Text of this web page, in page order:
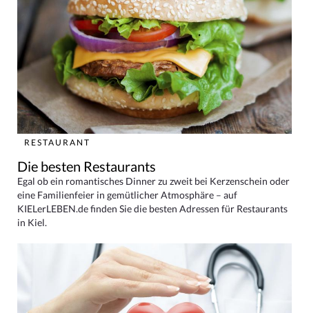
RESTAURANT
Die besten Restaurants
Egal ob ein romantisches Dinner zu zweit bei Kerzenschein oder
eine Familienfeier in gemütlicher Atmosphäre – auf
KIELerLEBEN.de finden Sie die besten Adressen für Restaurants
in Kiel.